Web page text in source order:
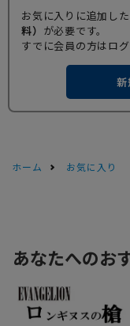
お気に入りに追加し
料） が必要です。
すでに会員の方はロ
ホーム お気に入り